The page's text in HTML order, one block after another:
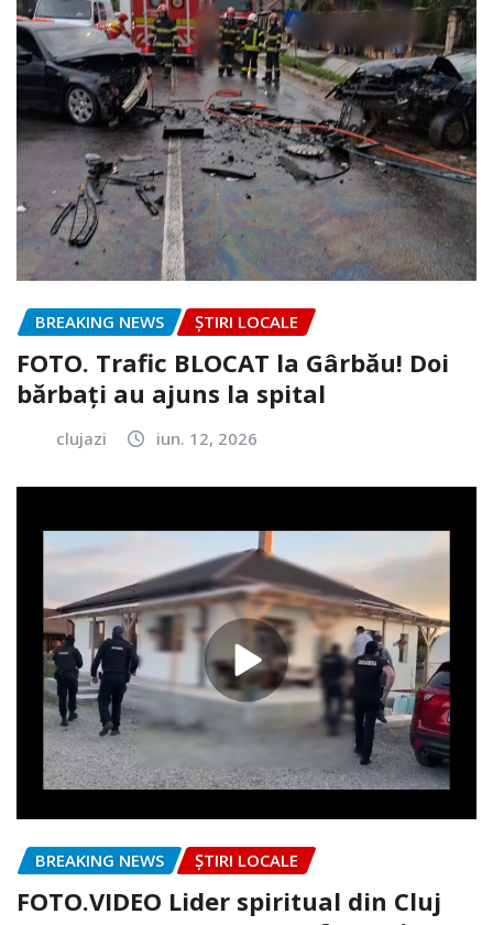
BREAKING NEWS ȘTIRI LOCALE
FOTO. Trafic BLOCAT la Gârbău! Doi
bărbați au ajuns la spital
clujazi iun. 12, 2026
BREAKING NEWS ȘTIRI LOCALE
FOTO.VIDEO Lider spiritual din Cluj